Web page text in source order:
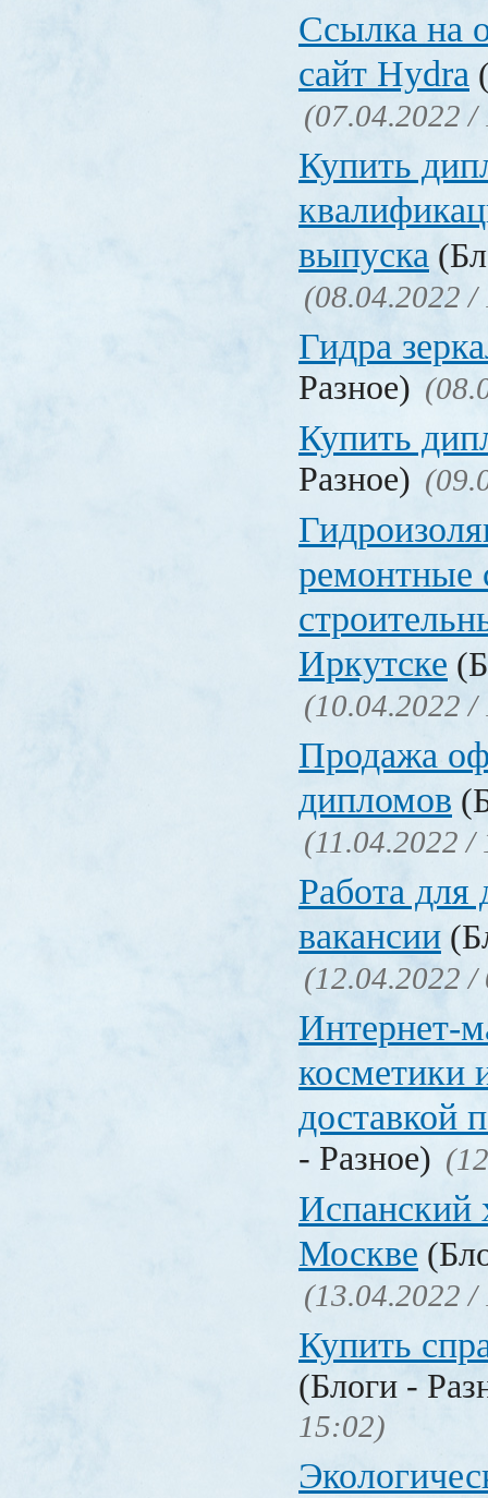
Ссылка на
сайт Hydra
(07.04.2022 /
Купить
выпуска
(08.04.2022 /
Гидра
Разное)
Купить
Разное)
ремонтные
Иркутске
(10.04.2022 /
Продажа
дипломов
(11.04.2022 /
Работа для
вакансии
(12.04.2022 /
Интернет-
косметики
доставкой
- Разное)
Испанский
Москве
(13.04.2022 /
Купить
(Блоги -
15:02)